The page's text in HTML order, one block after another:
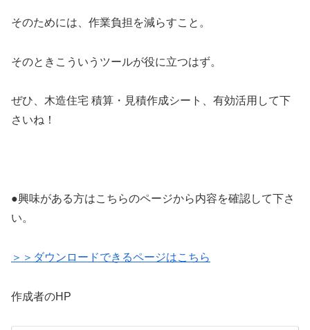
そのためには、作業負担を減らすこと。
そのときこういうツールが役に立つはず。
ぜひ、木造住宅 積算・見積作成シート、有効活用して下
さいね！
●興味がある方はこちらのページから内容を確認して下さ
い。
＞＞ダウンロードできるページはこちら
作成者のHP